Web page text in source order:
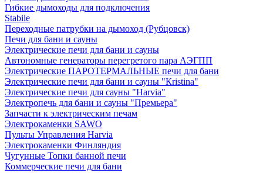
Гибкие дымоходы для подключения
Stabile
Переходные патрубки на дымоход (Рубцовск)
Печи для бани и сауны
Электрические печи для бани и сауны
Автономные генераторы перегретого пара АЭГПП
Электрические ПАРОТЕРМАЛЬНЫЕ печи для бани
Электрические печи для бани и сауны "Кristina"
Электрические печи для сауны "Harvia"
Электропечь для бани и сауны "Премьера"
Запчасти к электрическим печам
Электрокаменки SAWO
Пульты Управления Harvia
Электрокаменки Финляндия
Чугунные Топки банной печи
Коммерческие печи для бани